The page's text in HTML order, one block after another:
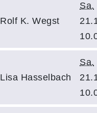
Rolf K. Wegst
Sa.
Lisa Hasselbach
Sa.